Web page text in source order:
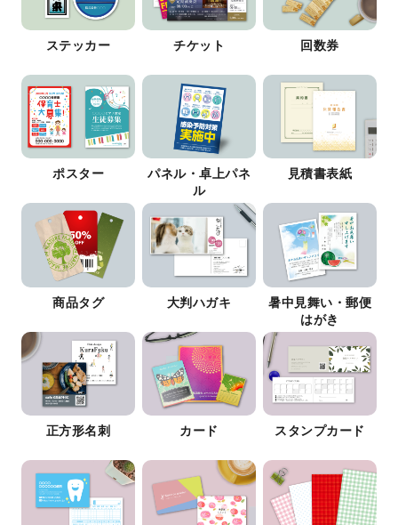
ステッカー チケット 回数券
ポスター
パネル・卓上パネ
ル
見積書表紙
商品タグ 大判ハガキ
暑中見舞い・郵便
はがき
正方形名刺 カード スタンプカード